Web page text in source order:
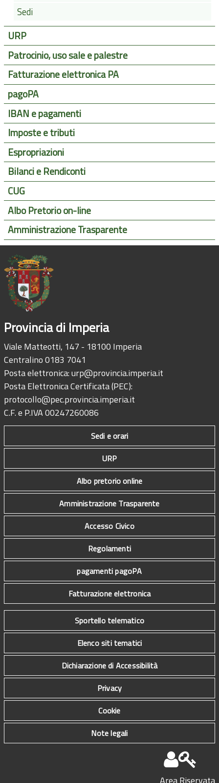
Sedi
URP
Patrocinio, uso sale e palestre
Fatturazione elettronica PA
pagoPA
IBAN e pagamenti
Imposte e tributi
Espropriazioni
Bilanci e Rendiconti
CUG
Albo Pretorio on-line
Amministrazione Trasparente
Provincia di Imperia
Viale Matteotti, 147 - 18100 Imperia
Centralino 0183 7041
Posta elettronica:urp@provincia.imperia.it
Posta Elettronica Certificata (PEC):
protocollo@pec.provincia.imperia.it
C.F. e P.IVA 00247260086
Sedi e orari
URP
Albo pretorio online
Amministrazione Trasparente
Accesso Civico
Regolamenti
pagamenti pagoPA
Fatturazione elettronica
Sportello telematico
Elenco siti tematici
Dichiarazione di Accessibilità
Privacy
Cookie
Note legali
Area Riservata